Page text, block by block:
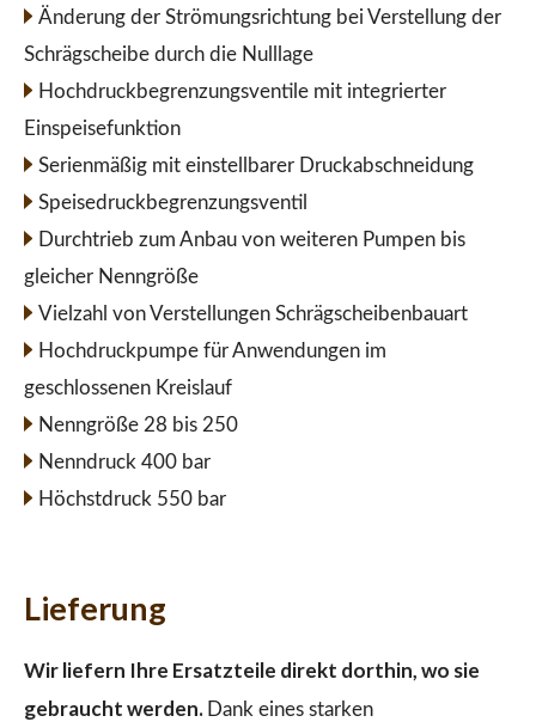
Änderung der Strömungsrichtung bei Verstellung der
Schrägscheibe durch die Nulllage
Hochdruckbegrenzungsventile mit integrierter
Einspeisefunktion
Serienmäßig mit einstellbarer Druckabschneidung
Speisedruckbegrenzungsventil
Durchtrieb zum Anbau von weiteren Pumpen bis
gleicher Nenngröße
Vielzahl von Verstellungen Schrägscheibenbauart
Hochdruckpumpe für Anwendungen im
geschlossenen Kreislauf
Nenngröße 28 bis 250
Nenndruck 400 bar
Höchstdruck 550 bar
Lieferung
Wir liefern Ihre Ersatzteile direkt dorthin, wo sie
gebraucht werden. Dank eines starken